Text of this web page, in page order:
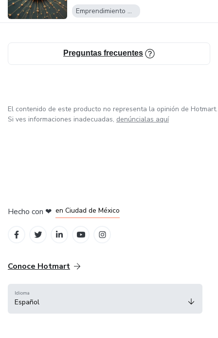
Emprendimiento Digital
Preguntas frecuentes
El contenido de este producto no representa la opinión de Hotmart.
Si ves informaciones inadecuadas, denúncialas aquí
Hecho con ❤ en Ciudad de México
Conoce Hotmart
Idioma
Español